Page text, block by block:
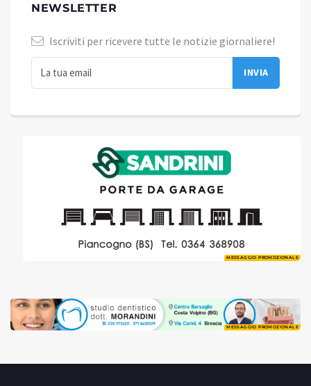
NEWSLETTER
Iscriviti per ricevere tutte le notizie giornaliere!
MESSAGGIO PROMOZIONALE
MESSAGGIO PROMOZIONALE